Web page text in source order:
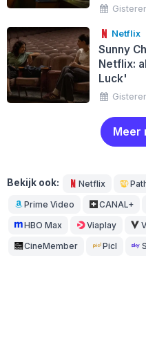
Netflix
Sunny
Netflix:
Luck'
Meer
Bekijk ook: Netflix
Prime Video CANAL+
HBO Max Viaplay
CineMember Picl